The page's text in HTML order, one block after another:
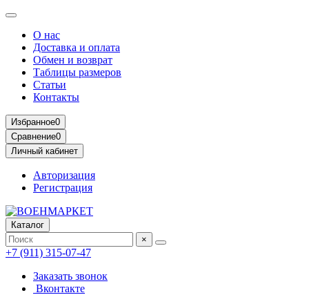
О нас
Доставка и оплата
Обмен и возврат
Таблицы размеров
Статьи
Контакты
Избранное0
Сравнение0
Личный кабинет
Авторизация
Регистрация
Каталог
×
+7 (911) 315-07-47
Заказать звонок
Вконтакте